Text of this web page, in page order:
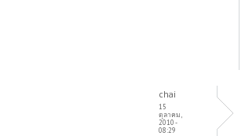
chai
15
ตุลาคม,
2010 -
08:29